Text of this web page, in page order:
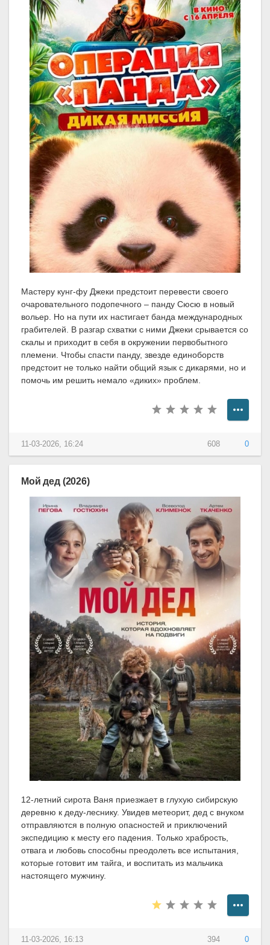
Мастеру кунг-фу Джеки предстоит перевести своего
очаровательного подопечного – панду Сюсю в новый
вольер. Но на пути их настигает банда международных
грабителей. В разгар схватки с ними Джеки срывается со
скалы и приходит в себя в окружении первобытного
племени. Чтобы спасти панду, звезде единоборств
предстоит не только найти общий язык с дикарями, но и
помочь им решить немало «диких» проблем.
608 0
11-03-2026, 16:24
Мой дед (2026)
12-летний сирота Ваня приезжает в глухую сибирскую
деревню к деду-леснику. Увидев метеорит, дед с внуком
отправляются в полную опасностей и приключений
экспедицию к месту его падения. Только храбрость,
отвага и любовь способны преодолеть все испытания,
которые готовит им тайга, и воспитать из мальчика
настоящего мужчину.
394 0
11-03-2026, 16:13